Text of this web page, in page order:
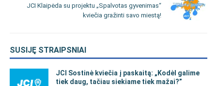
JCI Klaipėda su projektu „Spalvotas gyvenimas“
kviečia gražinti savo miestą!
SUSIJĘ STRAIPSNIAI
JCI Sostinė kviečia į paskaitą: „Kodėl galime
tiek daug, tačiau siekiame tiek mažai?”